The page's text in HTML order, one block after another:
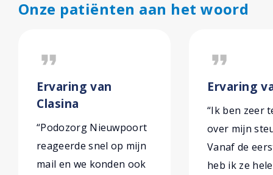
Onze patiënten aan het woord
format_quote
Ervaring van
Clasina
“Podozorg Nieuwpoort
reageerde snel op mijn
mail en we konden ook
format_quote
Ervaring
“Ik ben zeer
over mijn
Vanaf de
heb ik ze